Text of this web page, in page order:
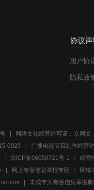
协议声
用户协
隐私政
网络文化经营许可证：京网
0029
广播电视节目制作经营
京ICP备06050721号-1 经营
网上有害信息举报专区 网络
未成年人有害信息举报